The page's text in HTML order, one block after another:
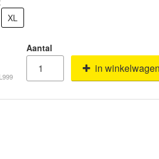
XL
Aantal
in winkelwagen